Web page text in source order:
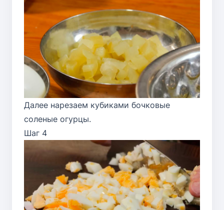
Далее нарезаем кубиками бочковые
соленые огурцы.
Шаг 4